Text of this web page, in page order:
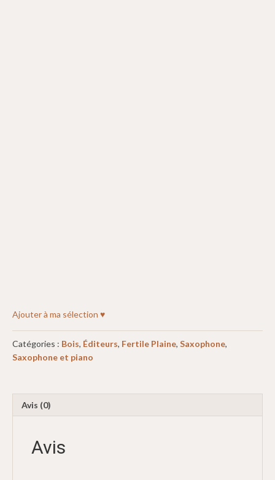
Ajouter à ma sélection ♥
Catégories : Bois, Éditeurs, Fertile Plaine, Saxophone,
Saxophone et piano
Avis (0)
Avis